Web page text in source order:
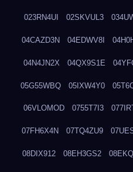
023RN4UI 02SKVUL3
04CAZD3N 04EDWV8I
04N4JN2X 04QX9S1E
05G55WBQ 05IXW4Y0
06VLOMOD 0755T7I3
07FH6X4N 07TQ4ZU9
08DIX912 08EH3GS2